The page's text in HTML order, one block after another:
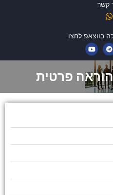
קשר
בווצאפ לחצו
פרטית